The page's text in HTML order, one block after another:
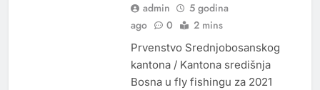
admin
5 godina
ago
0 2 mins
Prvenstvo Srednjobosanskog
kantona / Kantona središnja
Bosna u fly fishingu za 2021